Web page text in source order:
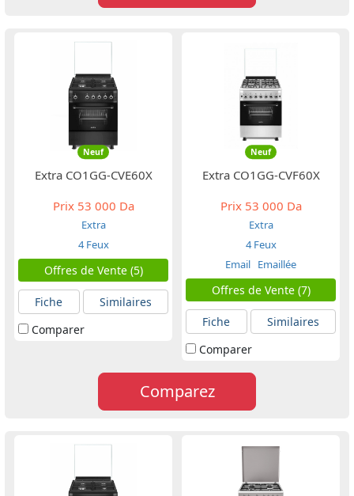
Neuf
Extra CO1GG-CVE60X
Prix53 000 Da
Extra
4 Feux
Offres de Vente (5)
Fiche
Similaires
Comparer
Neuf
Extra CO1GG-CVF60X
Prix53 000 Da
Extra
4 Feux
Email Emaillée
Offres de Vente (7)
Fiche
Similaires
Comparer
Comparez